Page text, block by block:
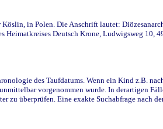
in Polen. Die Anschrift lautet:
Deutsch Krone, Ludwigsweg 10,
des Taufdatums. Wenn ein Kind z.B.
vorgenommen wurde. In derartigen
überprüfen. Eine exakte Suchabfrage nach